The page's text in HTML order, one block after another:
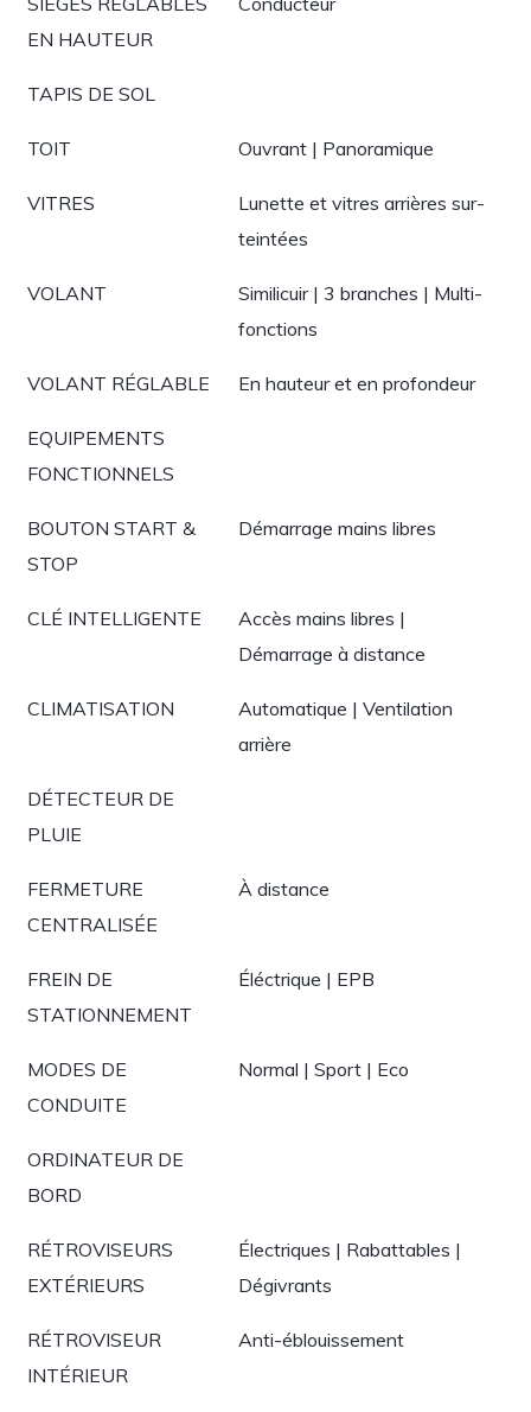
EN HAUTEUR
TAPIS DE SOL
TOIT Ouvrant | Panoramique
VITRES
Lunette et vitres arrières sur-
teintées
VOLANT
Similicuir | 3 branches | Multi-
fonctions
VOLANT RÉGLABLE En hauteur et en profondeur
EQUIPEMENTS
FONCTIONNELS
BOUTON START &
STOP
Démarrage mains libres
CLÉ INTELLIGENTE
Accès mains libres |
Démarrage à distance
CLIMATISATION
Automatique | Ventilation
arrière
DÉTECTEUR DE
PLUIE
FERMETURE
CENTRALISÉE
À distance
FREIN DE
STATIONNEMENT
Éléctrique | EPB
MODES DE
CONDUITE
Normal | Sport | Eco
ORDINATEUR DE
BORD
RÉTROVISEURS
EXTÉRIEURS
Électriques | Rabattables |
Dégivrants
RÉTROVISEUR
INTÉRIEUR
Anti-éblouissement